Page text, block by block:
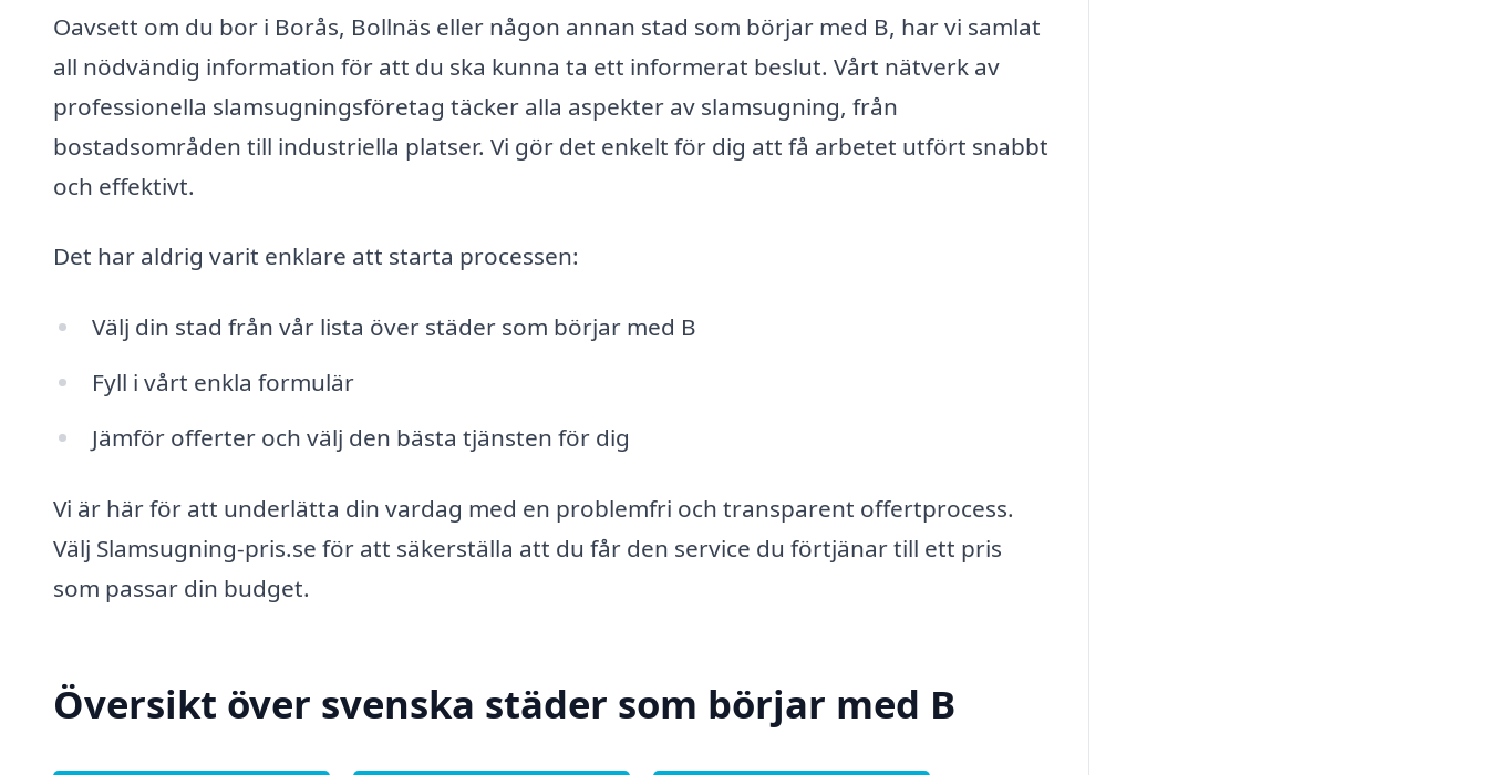
Oavsett om du bor i Borås, Bollnäs eller någon annan stad som börjar med B, har vi samlat
all nödvändig information för att du ska kunna ta ett informerat beslut. Vårt nätverk av
professionella slamsugningsföretag täcker alla aspekter av slamsugning, från
bostadsområden till industriella platser. Vi gör det enkelt för dig att få arbetet utfört snabbt
och effektivt.
Det har aldrig varit enklare att starta processen:
Välj din stad från vår lista över städer som börjar med B
Fyll i vårt enkla formulär
Jämför offerter och välj den bästa tjänsten för dig
Vi är här för att underlätta din vardag med en problemfri och transparent offertprocess.
Välj Slamsugning-pris.se för att säkerställa att du får den service du förtjänar till ett pris
som passar din budget.
Översikt över svenska städer som börjar med B